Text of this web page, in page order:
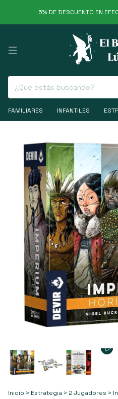
5% DE DESCUENTO EN
FAMILIARES INFANTILES
Inicio > Estrategia > 2 Jugadores >